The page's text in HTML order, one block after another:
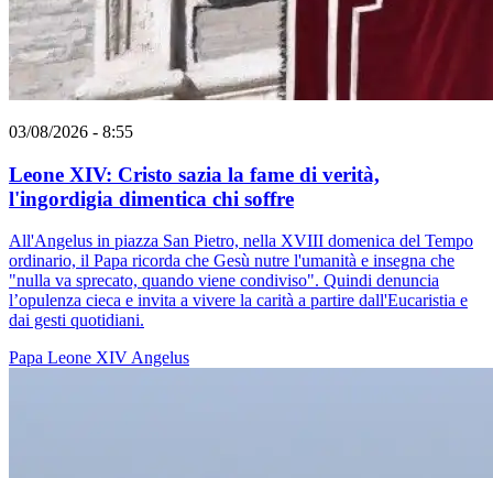
03/08/2026 - 8:55
Leone XIV: Cristo sazia la fame di verità,
l'ingordigia dimentica chi soffre
All'Angelus in piazza San Pietro, nella XVIII domenica del Tempo
ordinario, il Papa ricorda che Gesù nutre l'umanità e insegna che
"nulla va sprecato, quando viene condiviso". Quindi denuncia
l’opulenza cieca e invita a vivere la carità a partire dall'Eucaristia e
dai gesti quotidiani.
Papa Leone XIVAngelus